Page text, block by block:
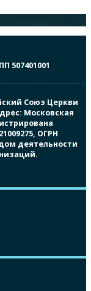
507401001
Союз Церкви
Московская
ОГРН
деятельности